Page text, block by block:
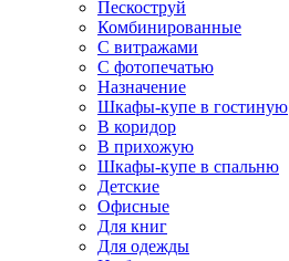
Пескоструй
Комбинированные
С витражами
С фотопечатью
Назначение
Шкафы-купе в гостиную
В коридор
В прихожую
Шкафы-купе в спальню
Детские
Офисные
Для книг
Для одежды